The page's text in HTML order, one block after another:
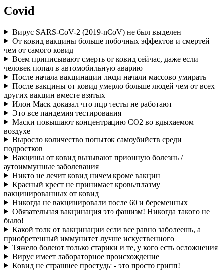
Covid
Вирус SARS-CoV-2 (2019-nCoV) не был выделен
От ковид вакцины больше побочных эффектов и смертей
чем от самого ковид
Всем приписывают смерть от ковид сейчас, даже если
человек попал в автомобильную аварию
После начала вакцинации люди начали массово умирать
После вакцины от ковид умерло больше людей чем от всех
других вакцин вместе взятых
Илон Маск доказал что пцр тесты не работают
Это все пандемия тестирования
Маски повышают концентрацию CO2 во вдыхаемом
воздухе
Выросло количество попыток самоубийств среди
подростков
Вакцины от ковид вызывают прионную болезнь /
аутоиммунные заболевания
Никто не лечит ковид ничем кроме вакцин
Красный крест не принимает кровь/плазму
вакцинированных от ковид
Никогда не вакцинировали после 60 и беременных
Обязательная вакцинация это фашизм! Никогда такого не
было!
Какой толк от вакцинации если все равно заболеешь, а
приобретенный иммунитет лучше искуственного
Тяжело болеют только старики и те, у кого есть осложнения
Вирус имеет лабораторное происхождение
Ковид не страшнее простуды - это просто грипп!